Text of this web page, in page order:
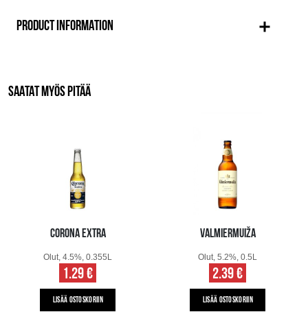
PRODUCT INFORMATION
SAATAT MYÖS PITÄÄ
CORONA EXTRA
Olut, 4.5%, 0.355L
1.29 €
LISÄÄ OSTOSKORIIN
VALMIERMUIŽA
Olut, 5.2%, 0.5L
2.39 €
LISÄÄ OSTOSKORIIN